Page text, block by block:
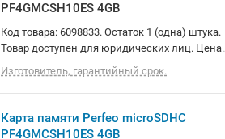
PF4GMCSH10ES 4GB
Код товара: 6098833. Остаток 1 (одна) штука.
Товар доступен для юридических лиц. Цена
указана с НДС. Доставка по Минску и РБ.
Самовывоз (площадь Бангалор). О товаре: 4
класс 10, UHS-I (класс U1), запись: 10 МБ/с
Изготовитель, гарантийный срок.
Карта памяти Perfeo microSDHC
PF4GMCSH10ES 4GB